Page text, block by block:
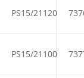
PS15/21120
PS15/21100